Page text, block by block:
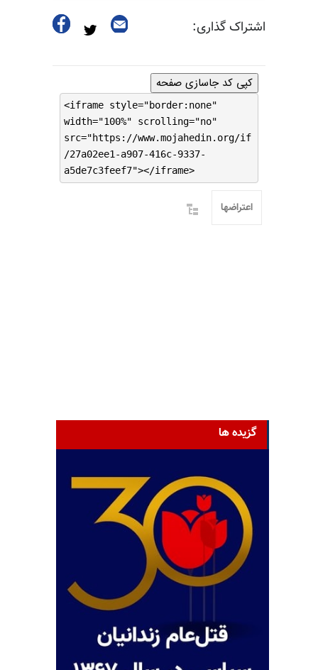
اشتراک گذاری:
کپی کد جاسازی صفحه
<iframe style="border:none"
width="100%" scrolling="no"
src="https://www.mojahedin.org/if
/27a02ee1-a907-416c-9337-
a5de7c3feef7"></iframe>
اعتراضها
گزیده ها